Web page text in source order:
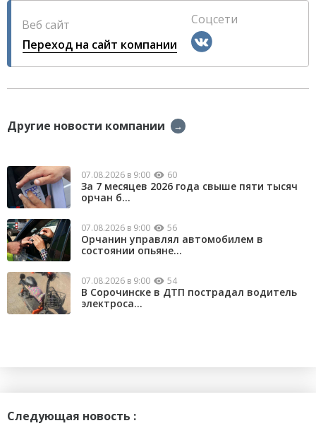
Веб сайт
Переход на сайт компании
Соцсети
Другие новости компании →
07.08.2026 в 9:00 60
За 7 месяцев 2026 года свыше пяти тысяч
орчан б...
07.08.2026 в 9:00 56
Орчанин управлял автомобилем в
состоянии опьяне...
07.08.2026 в 9:00 54
В Сорочинске в ДТП пострадал водитель
электроса...
Следующая новость :